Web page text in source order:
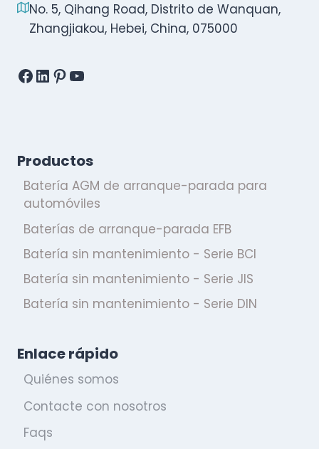
No. 5, Qihang Road, Distrito de Wanquan,
Zhangjiakou, Hebei, China, 075000
Facebook
LinkedIn
Pinterest
YouTube
Productos
Batería AGM de arranque-parada para
automóviles
Baterías de arranque-parada EFB
Batería sin mantenimiento - Serie BCI
Batería sin mantenimiento - Serie JIS
Batería sin mantenimiento - Serie DIN
Enlace rápido
Quiénes somos
Contacte con nosotros
Faqs